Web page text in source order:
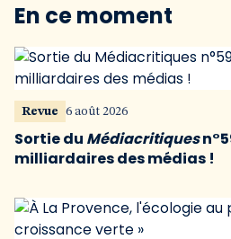
En ce moment
Revue 6 août 2026
Sortie du Médiacritiques
milliardaires des médias !